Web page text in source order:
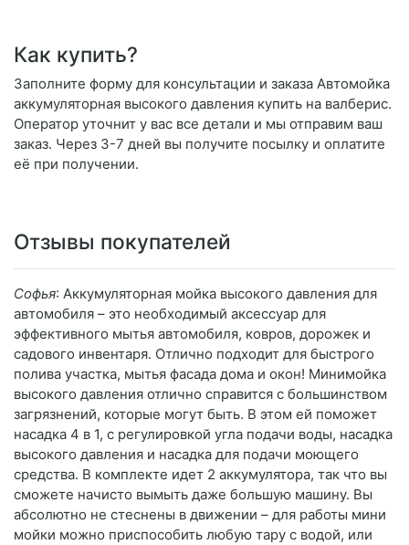
Как купить?
Заполните форму для консультации и заказа Автомойка
аккумуляторная высокого давления купить на валберис.
Оператор уточнит у вас все детали и мы отправим ваш
заказ. Через 3-7 дней вы получите посылку и оплатите
её при получении.
Отзывы покупателей
Софья: Аккумуляторная мойка высокого давления для
автомобиля – это необходимый аксессуар для
эффективного мытья автомобиля, ковров, дорожек и
садового инвентаря. Отлично подходит для быстрого
полива участка, мытья фасада дома и окон! Минимойка
высокого давления отлично справится с большинством
загрязнений, которые могут быть. В этом ей поможет
насадка 4 в 1, с регулировкой угла подачи воды, насадка
высокого давления и насадка для подачи моющего
средства. В комплекте идет 2 аккумулятора, так что вы
сможете начисто вымыть даже большую машину. Вы
абсолютно не стеснены в движении – для работы мини
мойки можно приспособить любую тару с водой, или